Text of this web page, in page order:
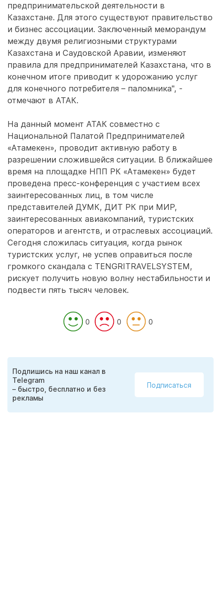
предпринимательской деятельности в
Казахстане. Для этого существуют правительство
и бизнес ассоциации. Заключенный меморандум
между двумя религиозными структурами
Казахстана и Саудовской Аравии, изменяют
правила для предпринимателей Казахстана, что в
конечном итоге приводит к удорожанию услуг
для конечного потребителя – паломника", -
отмечают в АТАК.
На данный момент АТАК совместно с
Национальной Палатой Предпринимателей
«Атамекен», проводит активную работу в
разрешении сложившейся ситуации. В ближайшее
время на площадке НПП РК «Атамекен» будет
проведена пресс-конференция с участием всех
заинтересованных лиц, в том числе
представителей ДУМК, ДИТ РК при МИР,
заинтересованных авиакомпаний, туристских
операторов и агентств, и отраслевых ассоциаций.
Сегодня сложилась ситуация, когда рынок
туристских услуг, не успев оправиться после
громкого скандала с TENGRITRAVELSYSTEM,
рискует получить новую волну нестабильности и
подвести пять тысяч человек.
0 0 0
Подпишись на наш канал в
Telegram
– быстро, бесплатно и без
рекламы
Подписаться